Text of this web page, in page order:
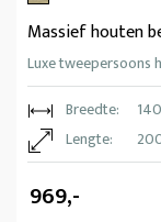
Massief houten
Luxe tweepersoons
Breedte:
Lengte:
969,-